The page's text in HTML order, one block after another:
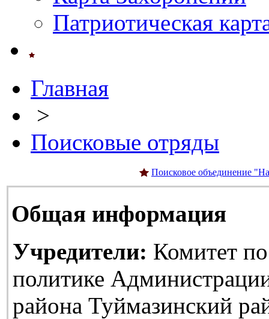
Патриотическая
Главная
>
Поисковые отряды
Поисковое объединение
Общая информация
Учредители: Комитет
политике
района Туймазинский